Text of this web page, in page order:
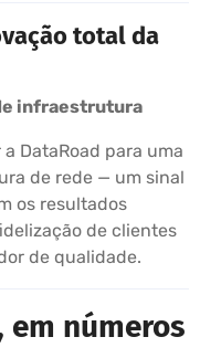
total da
infraestrutura
DataRoad para uma
de rede — um sinal
os resultados
de clientes
de qualidade.
em números